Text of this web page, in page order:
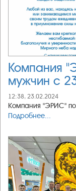
Компания
мужчин с
12:38, 23.02.2024
Компания "ЭРИС"
Подробнее...